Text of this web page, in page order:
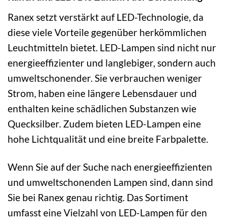
Ranex setzt verstärkt auf LED-Technologie, da
diese viele Vorteile gegenüber herkömmlichen
Leuchtmitteln bietet. LED-Lampen sind nicht nur
energieeffizienter und langlebiger, sondern auch
umweltschonender. Sie verbrauchen weniger
Strom, haben eine längere Lebensdauer und
enthalten keine schädlichen Substanzen wie
Quecksilber. Zudem bieten LED-Lampen eine
hohe Lichtqualität und eine breite Farbpalette.
Wenn Sie auf der Suche nach energieeffizienten
und umweltschonenden Lampen sind, dann sind
Sie bei Ranex genau richtig. Das Sortiment
umfasst eine Vielzahl von LED-Lampen für den